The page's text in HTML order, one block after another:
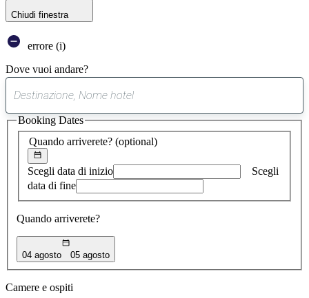
Chiudi finestra
errore (i)
Dove vuoi andare?
suggerimento
trovato
Quando arriverete? (optional)
Scegli data di inizio
Scegli
data di fine
Quando arriverete?
04 agosto 05 agosto
Booking Dates
Camere e ospiti